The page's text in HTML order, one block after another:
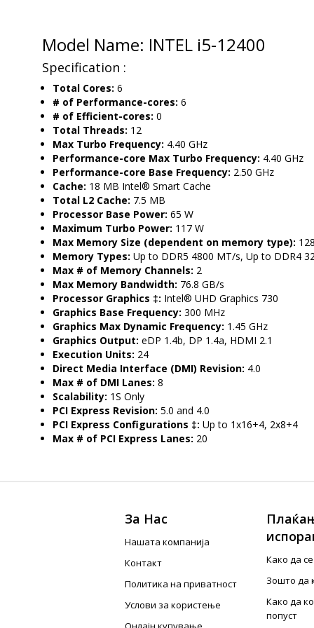
Model Name: INTEL i5-12400
Specification :
Total Cores: 6
# of Performance-cores: 6
# of Efficient-cores: 0
Total Threads: 12
Max Turbo Frequency: 4.40 GHz
Performance-core Max Turbo Frequency: 4.40 GHz
Performance-core Base Frequency: 2.50 GHz
Cache: 18 MB Intel® Smart Cache
Total L2 Cache: 7.5 MB
Processor Base Power: 65 W
Maximum Turbo Power: 117 W
Max Memory Size (dependent on memory type):
Memory Types: Up to DDR5 4800 MT/s, Up to DDR4
Max # of Memory Channels: 2
Max Memory Bandwidth: 76.8 GB/s
Processor Graphics ‡: Intel® UHD Graphics 730
Graphics Base Frequency: 300 MHz
Graphics Max Dynamic Frequency: 1.45 GHz
Graphics Output: eDP 1.4b, DP 1.4a, HDMI 2.1
Execution Units: 24
Direct Media Interface (DMI) Revision: 4.0
Max # of DMI Lanes: 8
Scalability: 1S Only
PCI Express Revision: 5.0 and 4.0
PCI Express Configurations ‡: Up to 1x16+4, 2x8+4
Max # of PCI Express Lanes: 20
За Нас
Нашата компанија
Контакт
Политика на приватност
Услови за користење
Како да
Зошто да
Како да
попуст